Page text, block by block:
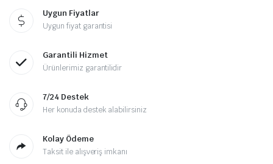
Uygun Fiyatlar
Uygun fiyat garantisi
Garantili Hizmet
Ürünlerimiz garantilidir
7/24 Destek
Her konuda destek alabilirsiniz
Kolay Ödeme
Taksit ile alışveriş imkanı